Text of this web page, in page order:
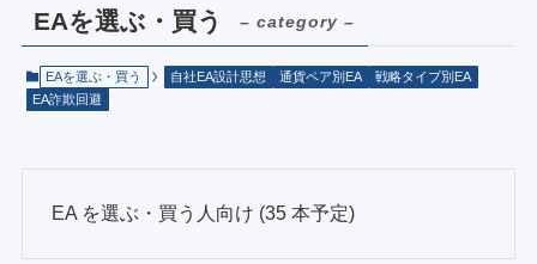
EAを選ぶ・買う – category –
EAを選ぶ・買う 自社EA設計思想 通貨ペア別EA
戦略タイプ別EA
EA詐欺回避
EA を選ぶ・買う人向け (35 本予定)